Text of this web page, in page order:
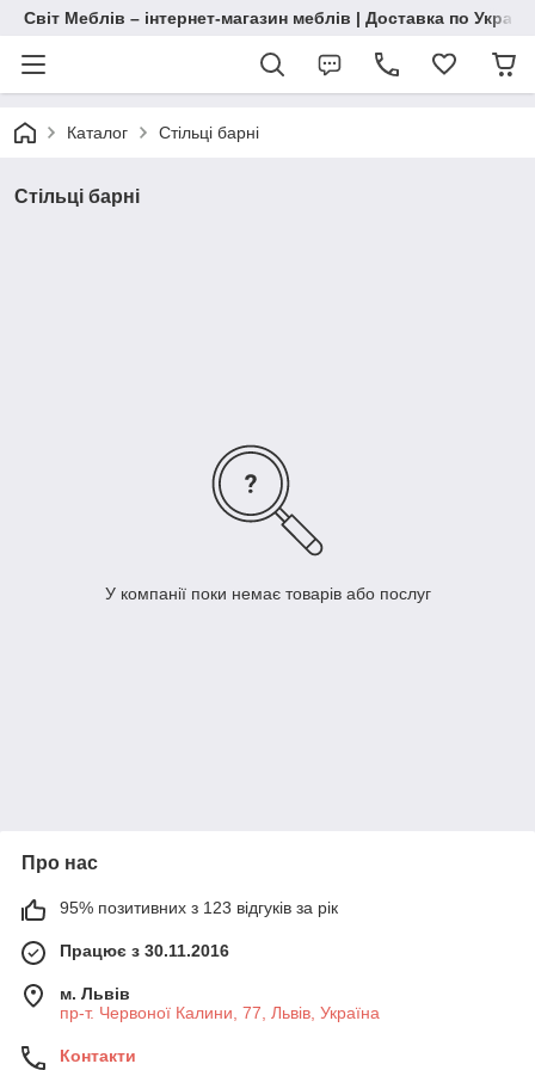
Світ Меблів – інтернет-магазин меблів | Доставка по
Каталог Стільці барні
Стільці барні
У компанії поки немає товарів або послуг
Про нас
95% позитивних з 123 відгуків за рік
Працює з 30.11.2016
м. Львів
пр-т. Червоної Калини, 77, Львів, Україна
Контакти